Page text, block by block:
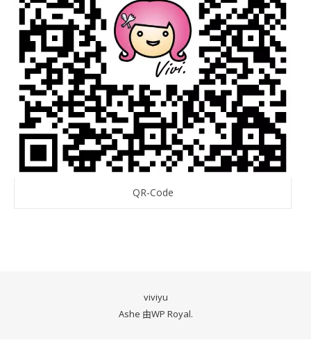
QR-Code
viviyu
Ashe 由WP Royal.